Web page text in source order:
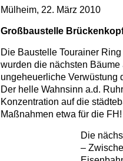
Mülheim, 22. März 2010
Großbaustelle
Die Baustelle Tourainer
wurden die nächsten
ungeheuerliche Verwüstung
Der helle Wahnsinn a.d.
Konzentration auf die
Maßnahmen etwa für die FH!
Die
–